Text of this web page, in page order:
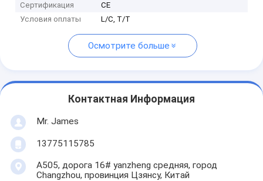
Сертификация
CE
Условия оплаты
L/C, T/T
Осмотрите больше
Контактная Информация
Mr. James
13775115785
A505, дорога 16# yanzheng средняя, город
Changzhou, провинция Цзянсу, Китай